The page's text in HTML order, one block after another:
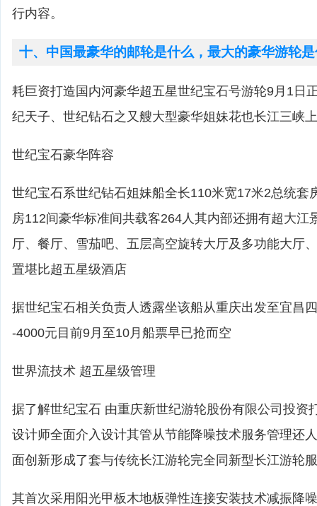
行内容。
十、中国最豪华的邮轮是什么，最大的豪华游轮
耗巨资打造国内河豪华超五星世纪宝石号游轮9月1日
纪天子、世纪钻石之又艘大型豪华姐妹花也长江三峡
世纪宝石豪华阵容
世纪宝石系世纪钻石姐妹船全长110米宽17米2总统套
房112间豪华标准间共载客264人其内部还拥有超大江
厅、餐厅、雪茄吧、五层高空旋转大厅及多功能大厅
置堪比超五星级酒店
据世纪宝石相关负责人透露坐该船从重庆出发至宜昌
-4000元目前9月至10月船票早已抢而空
世界流技术 超五星级管理
据了解世纪宝石 由重庆新世纪游轮股份有限公司投资
设计师全面介入设计其管从节能降噪技术服务管理还
面创新形成了套与传统长江游轮完全同新型长江游轮
其首次采用阳光甲板木地板弹性连接安装技术减振降